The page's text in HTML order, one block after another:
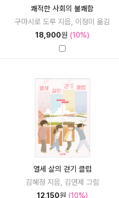
쾌적한 사회의 불쾌함
구마시로 도루 지음, 이정미 옮김
18,900원 (10%)
열세 살의 걷기 클럽
김혜정 지음, 김연제 그림
12,150원 (10%)